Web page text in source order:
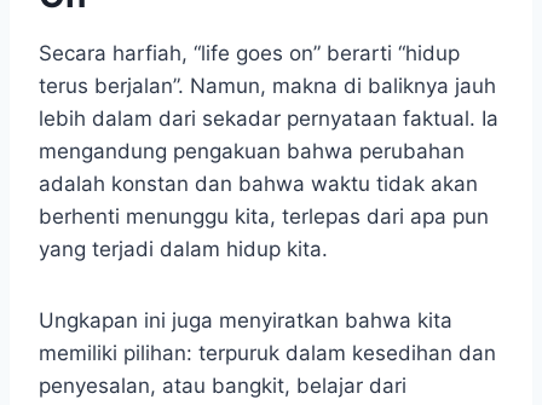
Secara harfiah, “life goes on” berarti “hidup
terus berjalan”. Namun, makna di baliknya jauh
lebih dalam dari sekadar pernyataan faktual. Ia
mengandung pengakuan bahwa perubahan
adalah konstan dan bahwa waktu tidak akan
berhenti menunggu kita, terlepas dari apa pun
yang terjadi dalam hidup kita.
Ungkapan ini juga menyiratkan bahwa kita
memiliki pilihan: terpuruk dalam kesedihan dan
penyesalan, atau bangkit, belajar dari